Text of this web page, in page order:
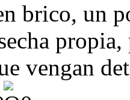
brico, un
vengan